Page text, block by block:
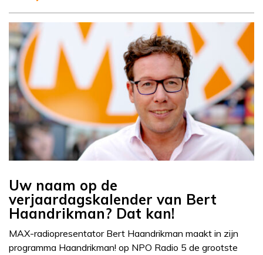
Uw naam op de
verjaardagskalender van Bert
Haandrikman? Dat kan!
MAX-radiopresentator Bert Haandrikman maakt in zijn
programma Haandrikman! op NPO Radio 5 de grootste